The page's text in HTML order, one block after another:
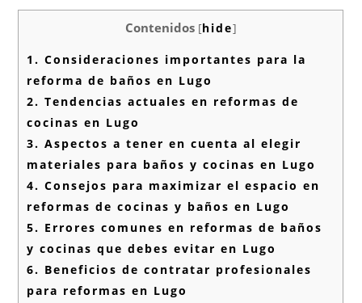
Contenidos [hide]
1. Consideraciones importantes para la
reforma de baños en Lugo
2. Tendencias actuales en reformas de
cocinas en Lugo
3. Aspectos a tener en cuenta al elegir
materiales para baños y cocinas en Lugo
4. Consejos para maximizar el espacio en
reformas de cocinas y baños en Lugo
5. Errores comunes en reformas de baños
y cocinas que debes evitar en Lugo
6. Beneficios de contratar profesionales
para reformas en Lugo